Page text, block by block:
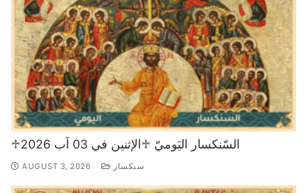
♱السّنكسار اليَوميّ ♱الإثنين في 03 آب 2026
AUGUST 3, 2026 سنكسار